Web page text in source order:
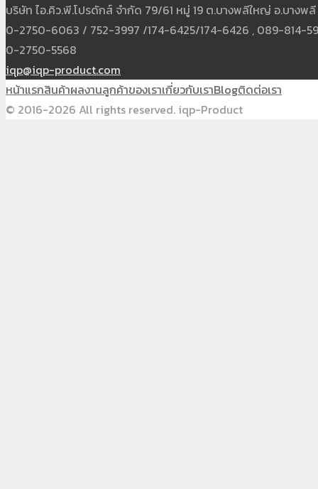
บริษัท ไอ.คิว.พี.โปรดักส์ จำกัด 79/61 หมู่ 19 ต.บางพลีใหญ่ อ.บางพ
0-2750-6063 / 752-3997 /174-6425/174-6426 , 089-814-
0-2750-5568
iqp@iqp-product.com
หน้าแรกสินค้าผลงานลูกค้าของเราเกี่ยวกับเราBlogติดต่อเรา
© 2016-2026 All rights reserved. iqp-Product